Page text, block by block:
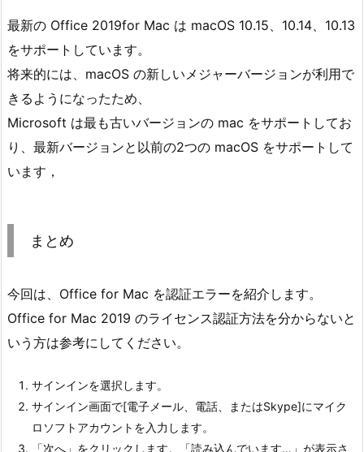
最新の Office 2019for Mac は macOS 10.15、10.14、10.13
をサポートしています。
将来的には、macOS の新しいメジャーバージョンが利用で
きるようになったため、
Microsoft は最も古いバージョンの mac をサポートしてお
り、最新バージョンと以前の2つの macOS をサポートして
います，
まとめ
今回は、Office for Mac を認証エラーを紹介します。
Office for Mac 2019 のライセンス認証方法を分からないと
いう方は参考にしてください。
サインインを選択します。
サインイン画面で[電子メール、電話、またはSkype]にマイク
ロソフトアカウントを入力します。
「次へ」をクリックします。「読み込んでいます…」が表示さ